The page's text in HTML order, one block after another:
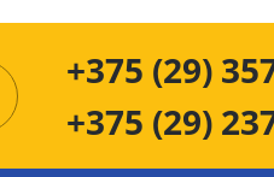
+375 (29)
+375 (29)